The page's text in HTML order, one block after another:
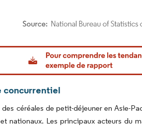
Intelligence. La réutilisation nécessite une
concurrentiel
des céréales de petit-déjeuner en Asie-
nationaux. Les principaux acteurs du